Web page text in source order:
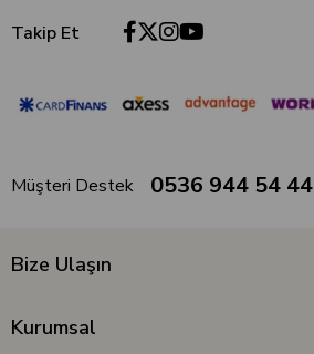
Takip Et
Müşteri Destek 0536 944 54 44
Bize Ulaşın
Kurumsal